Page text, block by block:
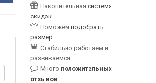
Накопительная система
скидок
Поможем подобрать
размер
Стабильно работаем и
развиваемся
Много положительных
отзывов